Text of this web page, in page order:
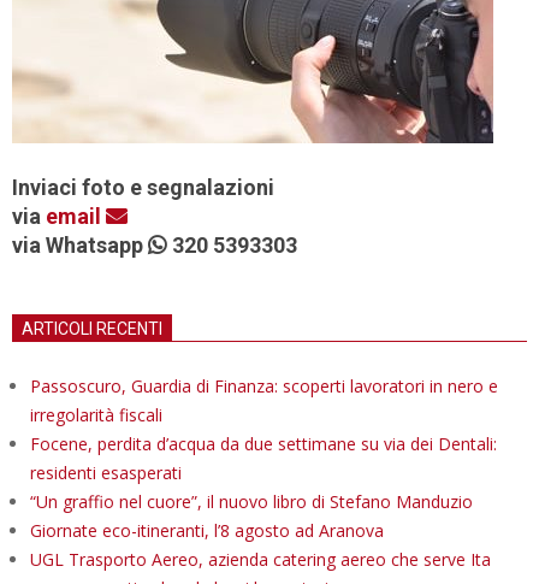
Inviaci foto e segnalazioni
via email
via Whatsapp
320 5393303
ARTICOLI RECENTI
Passoscuro, Guardia di Finanza: scoperti lavoratori in nero e
irregolarità fiscali
Focene, perdita d’acqua da due settimane su via dei Dentali:
residenti esasperati
“Un graffio nel cuore”, il nuovo libro di Stefano Manduzio
Giornate eco-itineranti, l’8 agosto ad Aranova
UGL Trasporto Aereo, azienda catering aereo che serve Ita